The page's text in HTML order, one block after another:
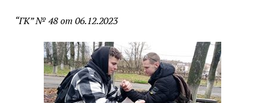
“ГК” № 48 от 06.12.2023